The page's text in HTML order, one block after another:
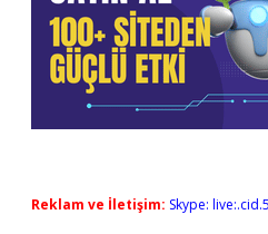
Reklam ve İletişim: Skype: